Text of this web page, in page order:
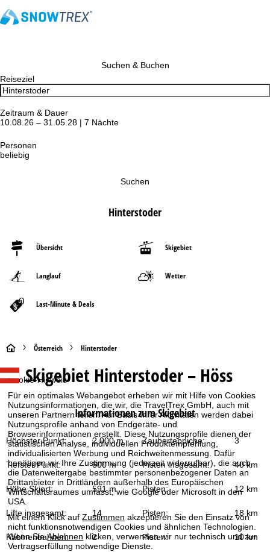
Cookie-Hinweis
Für ein optimales Webangebot erheben wir mit Hilfe von Cookies
Nutzungsinformationen, die wir, die TravelTrex GmbH, auch mit
unseren Partnern teilen. Auf Basis Ihrer Aktivitäten werden dabei
Nutzungsprofile anhand von Endgeräte- und
Browserinformationen erstellt. Diese Nutzungsprofile dienen der
statistischen Analyse, individuellen Produktempfehlung,
individualisierten Werbung und Reichweitenmessung. Dafür
benötigen wir Ihre Zustimmung (jederzeit widerrufbar), die auch
die Datenweitergabe bestimmter personenbezogener Daten an
Drittanbieter in Drittländern außerhalb des Europäischen
Wirtschaftsraumes umfasst, wie Google oder Microsoft in den
USA.
Mit einem Klick aufZustimmen akzeptieren Sie den Einsatz von
nicht funktionsnotwendigen Cookies und ähnlichen Technologien.
Wenn SieAblehnen klicken, verwenden wir nur technisch und zur
Vertragserfüllung notwendige Dienste.
Suchen & Buchen
Reiseziel
Zeitraum & Dauer
10.08.26 – 31.05.28 | 7 Nächte
Personen
beliebig
Suchen
Hinterstoder
Übersicht Skigebiet
Langlauf Wetter
Last-Minute & Deals
S
t
a
r
t
s
e
i
t
Österreich Hinterstoder
SkigebietHinterstoder – Höss
Informationen zum Skigebiet
Höchster Punkt: 2.000 m Zauberteppiche: 3
Tiefster Punkt: 600 m Pisten insgesamt: 40 km
Höhe Skiort: 591 m Pisten: 12 km
Lifte insgesamt: 14 Pisten: 18 km
Kabinenbahnen: 2 Pisten: 10 km